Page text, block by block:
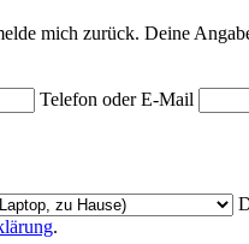
mich zurück. Deine
Telefon oder E-Mail
.